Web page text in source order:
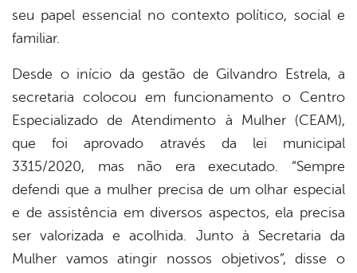
seu papel essencial no contexto político, social e
familiar.
Desde o início da gestão de Gilvandro Estrela, a
secretaria colocou em funcionamento o Centro
Especializado de Atendimento à Mulher (CEAM),
que foi aprovado através da lei municipal
3315/2020, mas não era executado. “Sempre
defendi que a mulher precisa de um olhar especial
e de assistência em diversos aspectos, ela precisa
ser valorizada e acolhida. Junto à Secretaria da
Mulher vamos atingir nossos objetivos”, disse o